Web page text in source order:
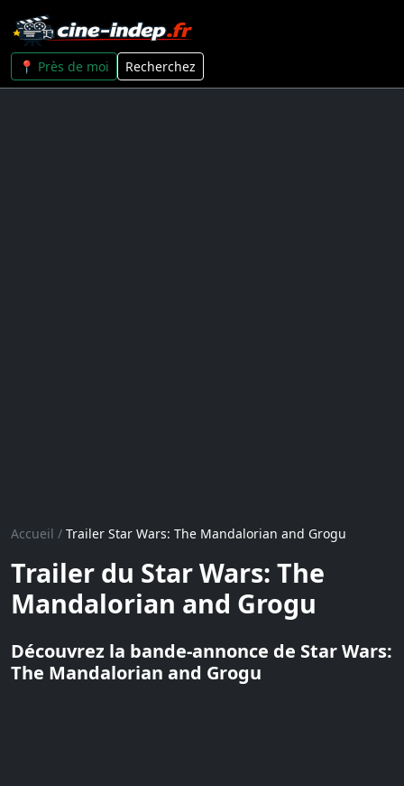
📍 Près de moi Recherchez
Accueil / Trailer Star Wars: The Mandalorian and Grogu
Trailer du Star Wars: The
Mandalorian and Grogu
Découvrez la bande-annonce de Star Wars:
The Mandalorian and Grogu